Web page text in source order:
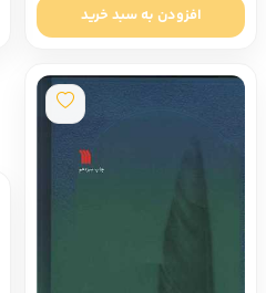
افزودن به سبد خرید